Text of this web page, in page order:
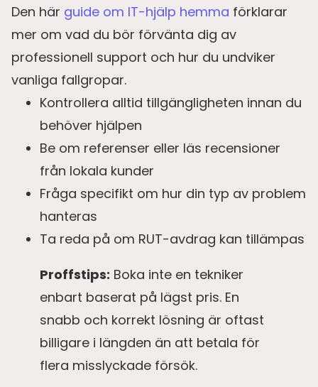
Den här guide om IT-hjälp hemma förklarar
mer om vad du bör förvänta dig av
professionell support och hur du undviker
vanliga fallgropar.
Kontrollera alltid tillgängligheten innan du
behöver hjälpen
Be om referenser eller läs recensioner
från lokala kunder
Fråga specifikt om hur din typ av problem
hanteras
Ta reda på om RUT-avdrag kan tillämpas
Proffstips: Boka inte en tekniker
enbart baserat på lägst pris. En
snabb och korrekt lösning är oftast
billigare i längden än att betala för
flera misslyckade försök.